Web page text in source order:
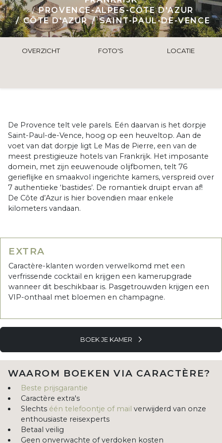
PROVENCE-ALPES-CÔTE D'AZUR
CÔTE D'AZUR
SAINT-PAUL-DE-VENCE
OVERZICHT FOTO'S LOCATIE
De Provence telt vele parels. Eén daarvan is het dorpje
Saint-Paul-de-Vence, hoog op een heuveltop. Aan de
voet van dat dorpje ligt Le Mas de Pierre, een van de
meest prestigieuze hotels van Frankrijk. Het imposante
domein, met zijn eeuwenoude olijfbomen, telt 76
gerieflijke en smaakvol ingerichte kamers, verspreid over
7 authentieke ‘bastides’. De romantiek druipt ervan af!
De Côte d’Azur is hier bovendien maar enkele
kilometers vandaan.
EXTRA
Caractère-klanten worden verwelkomd met een
verfrissende cocktail en krijgen een kamerupgrade
wanneer dit beschikbaar is. Pasgetrouwden krijgen een
VIP-onthaal met bloemen en champagne.
BOEK JE KAMER
WAAROM BOEKEN VIA CARACTÈRE?
Beste prijsgarantie
Caractère extra's
Slechts één telefoontje of mail verwijderd van onze
enthousiaste reisexperts
Betaal veilig
Geen onverwachte of verdoken kosten